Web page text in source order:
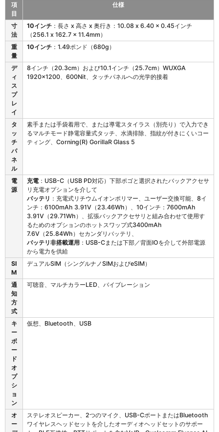
4
項
目
仕様
寸
法
10インチ ：長さ x 高さ x 奥行き：10.08 x 6.40 x 0.45インチ
（256.1 x 162.7 x 11.4mm）
重
量
10インチ ：1.49ポンド（680g）
デ
ィ
ス
プ
レ
イ
8インチ（20.3cm）および10.1インチ（25.7cm）WUXGA
1920x1200、600Nit、タッチパネルへの光学的接着
タ
ッ
チ
パ
ネ
ル
素手または手袋着用で、または導電スタイラス（別売り）で入力でき
るマルチモード静電容量式タッチ、水滴排除、指紋が付きにくいコー
ティング、Corning(R) GorillaR Glass 5
電
源
充電 ：USB-C（USB PD対応）下部ポゴと選択されたバックアクセサ
リ充電オプションを介して
バッテリ ：充電式リチウムイオンポリマー、ユーザー交換可能、8イ
ンチ：6100mAh 3.91V（23.46Wh）、10インチ：7600mAh
3.91V（29.71Wh）、拡張バックアクセサリと組み合わせて使用す
るためのオプションのホットスワップ式3400mAh
7.6V（25.84Wh）セカンダリバッテリ、
バッテリ非搭載運用 ：USB-Cまたは下部／背面IOを介して外部電源
から電力を供給
SI
M
デュアルSIM（シングルナノSIMおよびeSIM）
通
知
方
式
可聴音、マルチカラーLED、バイブレーション
キ
ー
ボ
ー
ド
オ
プ
シ
ョ
ン
仮想、Bluetooth、USB
オ
ー
ステレオスピーカー、2つのマイク、USB-CポートまたはBluetooth
ワイヤレスヘッドセットを介したオーディオヘッドセットのサポー